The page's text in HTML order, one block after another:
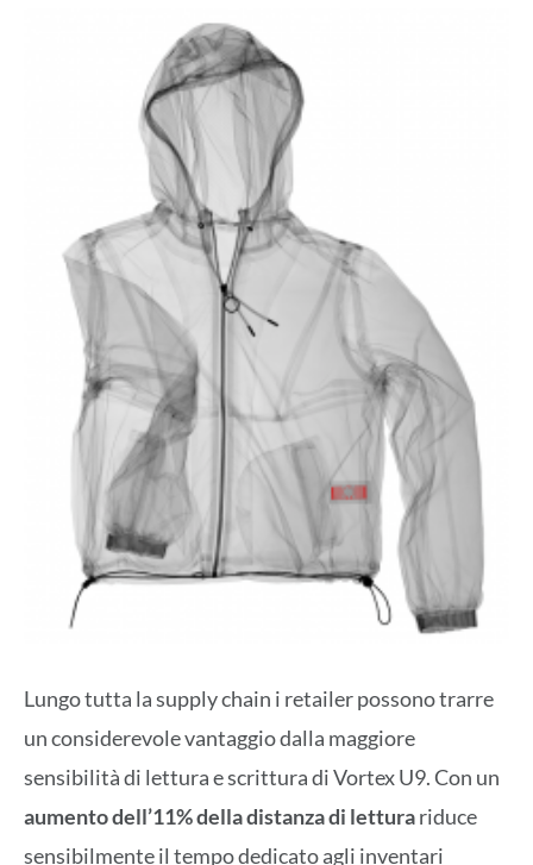
Lungo tutta la supply chain i retailer possono trarre
un considerevole vantaggio dalla maggiore
sensibilità di lettura e scrittura di Vortex U9. Con un
aumento dell’11% della distanza di letturariduce
sensibilmente il tempo dedicato agli inventari